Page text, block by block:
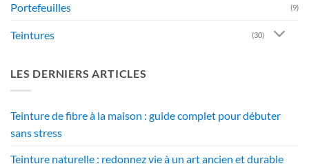
Portefeuilles (9)
Teintures (30)
LES DERNIERS ARTICLES
Teinture de fibre à la maison : guide complet pour débuter
sans stress
Teinture naturelle : redonnez vie à un art ancien et durable